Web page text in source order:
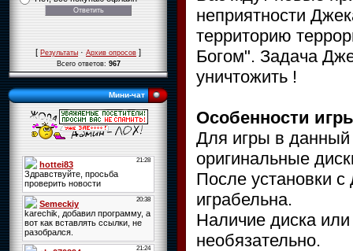
[Результаты·Архив опросов]
Всего ответов:967
Мини-чат
неприятности
территорию
Богом". Задача
уничтожить !
Особенности
Для игры в
оригинальные
После установки с
играбельна.
Наличие диска
необязательно.